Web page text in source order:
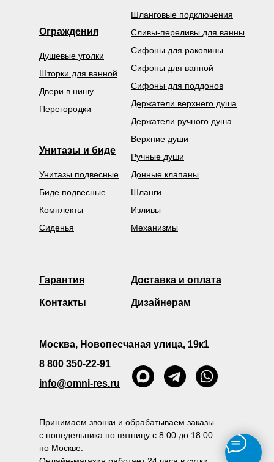
Верхние души
Ручные души
Сифоны для поддонов
Держатели верхнего душа
Держатели ручного душа
Механизмы
Донные клапаны
Шланги
Изливы
Сливы-переливы для ванны
Сифоны для ванной
Шланговые подключения
Сифоны для раковины
Унитазы и биде
Унитазы подвесные
Биде подвесные
Комплекты
Принимаем звонки и обрабатываем заказы
с понедельника по пятницу с 8:00 до 18:00
по Москве.
Ограждения
Душевые уголки
Шторки для ванной
Двери в нишу
Перегородки
Дизайнерам
Доставка и оплата
Москва, Новопесчаная улица, 19к1
8 800 350-22-91
info@omni-res.ru
Гарантия
Контакты
Сиденья